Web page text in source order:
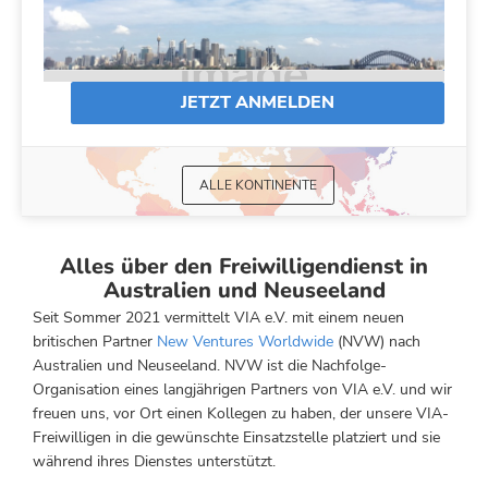
Alles über den Freiwilligendienst in
Australien und Neuseeland
Seit Sommer 2021 vermittelt VIA e.V. mit einem neuen
britischen Partner New Ventures Worldwide (NVW) nach
Australien und Neuseeland. NVW ist die Nachfolge-
Organisation eines langjährigen Partners von VIA e.V. und wir
freuen uns, vor Ort einen Kollegen zu haben, der unsere VIA-
Freiwilligen in die gewünschte Einsatzstelle platziert und sie
während ihres Dienstes unterstützt.
JETZT ANMELDEN
ALLE KONTINENTE